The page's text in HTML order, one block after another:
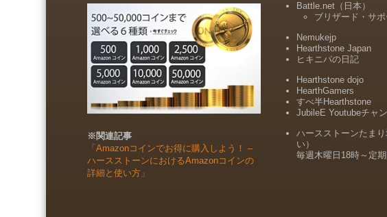
※関連記事
「Amazonコインでお得に購入しよう！ –
ハースストーンにおけるAmazonコインの
詳細と使い方」
Battle.net（日本）
ブリザード・サポ
Nemukejp
Hearthstone Japan
ヒキニパの日記
Hearthstone dojo
HearthGamers
すべ半Hearthstone
JubileE Youtubeチャ
ハースストーンたま
い）
毎週木曜日18時～定期